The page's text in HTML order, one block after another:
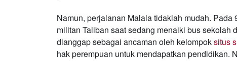
Namun, perjalanan Malala tidaklah mudah.
militan Taliban saat sedang menaiki bus sekolah
dianggap sebagai ancaman oleh kelompoksitus
hak perempuan untuk mendapatkan pendidikan.